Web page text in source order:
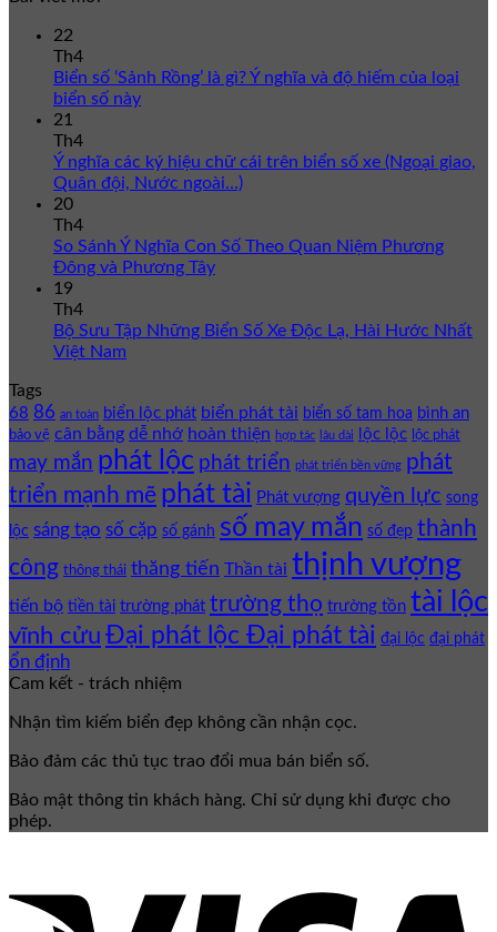
22
Th4
Biển số ‘Sảnh Rồng’ là gì? Ý nghĩa và độ hiếm của loại
biển số này
21
Th4
Ý nghĩa các ký hiệu chữ cái trên biển số xe (Ngoại giao,
Quân đội, Nước ngoài…)
20
Th4
So Sánh Ý Nghĩa Con Số Theo Quan Niệm Phương
Đông và Phương Tây
19
Th4
Bộ Sưu Tập Những Biển Số Xe Độc Lạ, Hài Hước Nhất
Việt Nam
Tags
68 86 an toàn biển lộc phát biển phát tài biển số tam hoa bình an
bảo vệ cân bằng dễ nhớ hoàn thiện hợp tác lâu dài lộc lộc lộc phát
may mắn phát lộc phát triển phát triển bền vững phát
triển mạnh mẽ phát tài Phát vượng quyền lực song
lộc sáng tạo số cặp số gánh số may mắn số đẹp thành
công thông thái thăng tiến Thần tài thịnh vượng
tiến bộ tiền tài trường phát trường thọ trường tồn tài lộc
vĩnh cửu Đại phát lộc Đại phát tài đại lộc đại phát
ổn định
Cam kết - trách nhiệm
Nhận tìm kiếm biển đẹp không cần nhận cọc.
Bảo đảm các thủ tục trao đổi mua bán biển số.
Bảo mật thông tin khách hàng. Chỉ sử dụng khi được cho
phép.